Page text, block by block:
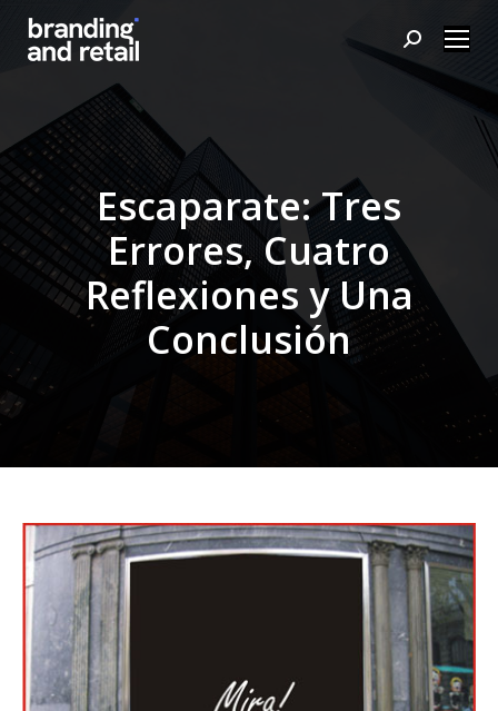
Buscar:
Escaparate: Tres
Errores, Cuatro
Reflexiones y Una
Conclusión